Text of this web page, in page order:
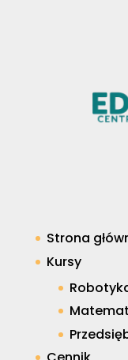
Strona
Kursy